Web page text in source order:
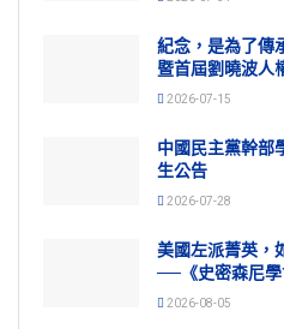
紀念，是為了傳
暨首屆劉曉波人
2026-07-15
中國民主黨幹部
生公告
2026-07-28
美國左派菁英，
──《史密森尼學
2026-08-05